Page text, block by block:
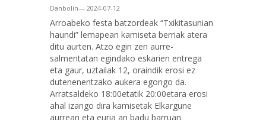
Danbolin— 2024-07-12
Arroabeko festa batzordeak “Txikitasunian
haundi” lemapean kamiseta berriak atera
ditu aurten. Atzo egin zen aurre-
salmentatan egindako eskarien entrega
eta gaur, uztailak 12, oraindik erosi ez
dutenenentzako aukera egongo da.
Arratsaldeko 18:00etatik 20:00etara erosi
ahal izango dira kamisetak Elkargune
aurrean eta euria ari badu barruan.